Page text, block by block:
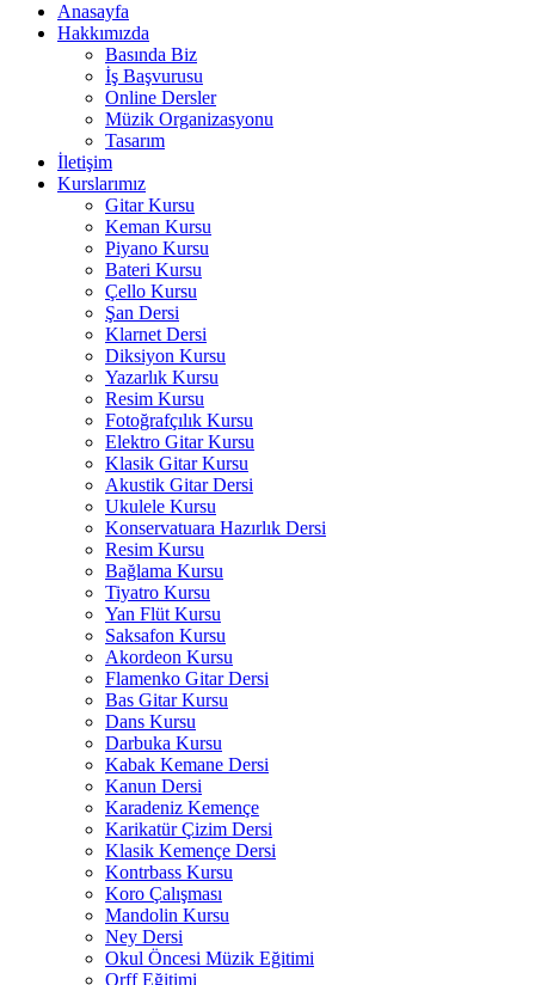
Anasayfa
Hakkımızda
Basında Biz
İş Başvurusu
Online Dersler
Müzik Organizasyonu
Tasarım
İletişim
Kurslarımız
Gitar Kursu
Keman Kursu
Piyano Kursu
Bateri Kursu
Çello Kursu
Şan Dersi
Klarnet Dersi
Diksiyon Kursu
Yazarlık Kursu
Resim Kursu
Fotoğrafçılık Kursu
Elektro Gitar Kursu
Klasik Gitar Kursu
Akustik Gitar Dersi
Ukulele Kursu
Konservatuara Hazırlık Dersi
Resim Kursu
Bağlama Kursu
Tiyatro Kursu
Yan Flüt Kursu
Saksafon Kursu
Akordeon Kursu
Flamenko Gitar Dersi
Bas Gitar Kursu
Dans Kursu
Darbuka Kursu
Kabak Kemane Dersi
Kanun Dersi
Karadeniz Kemençe
Karikatür Çizim Dersi
Klasik Kemençe Dersi
Kontrbass Kursu
Koro Çalışması
Mandolin Kursu
Ney Dersi
Okul Öncesi Müzik Eğitimi
Orff Eğitimi